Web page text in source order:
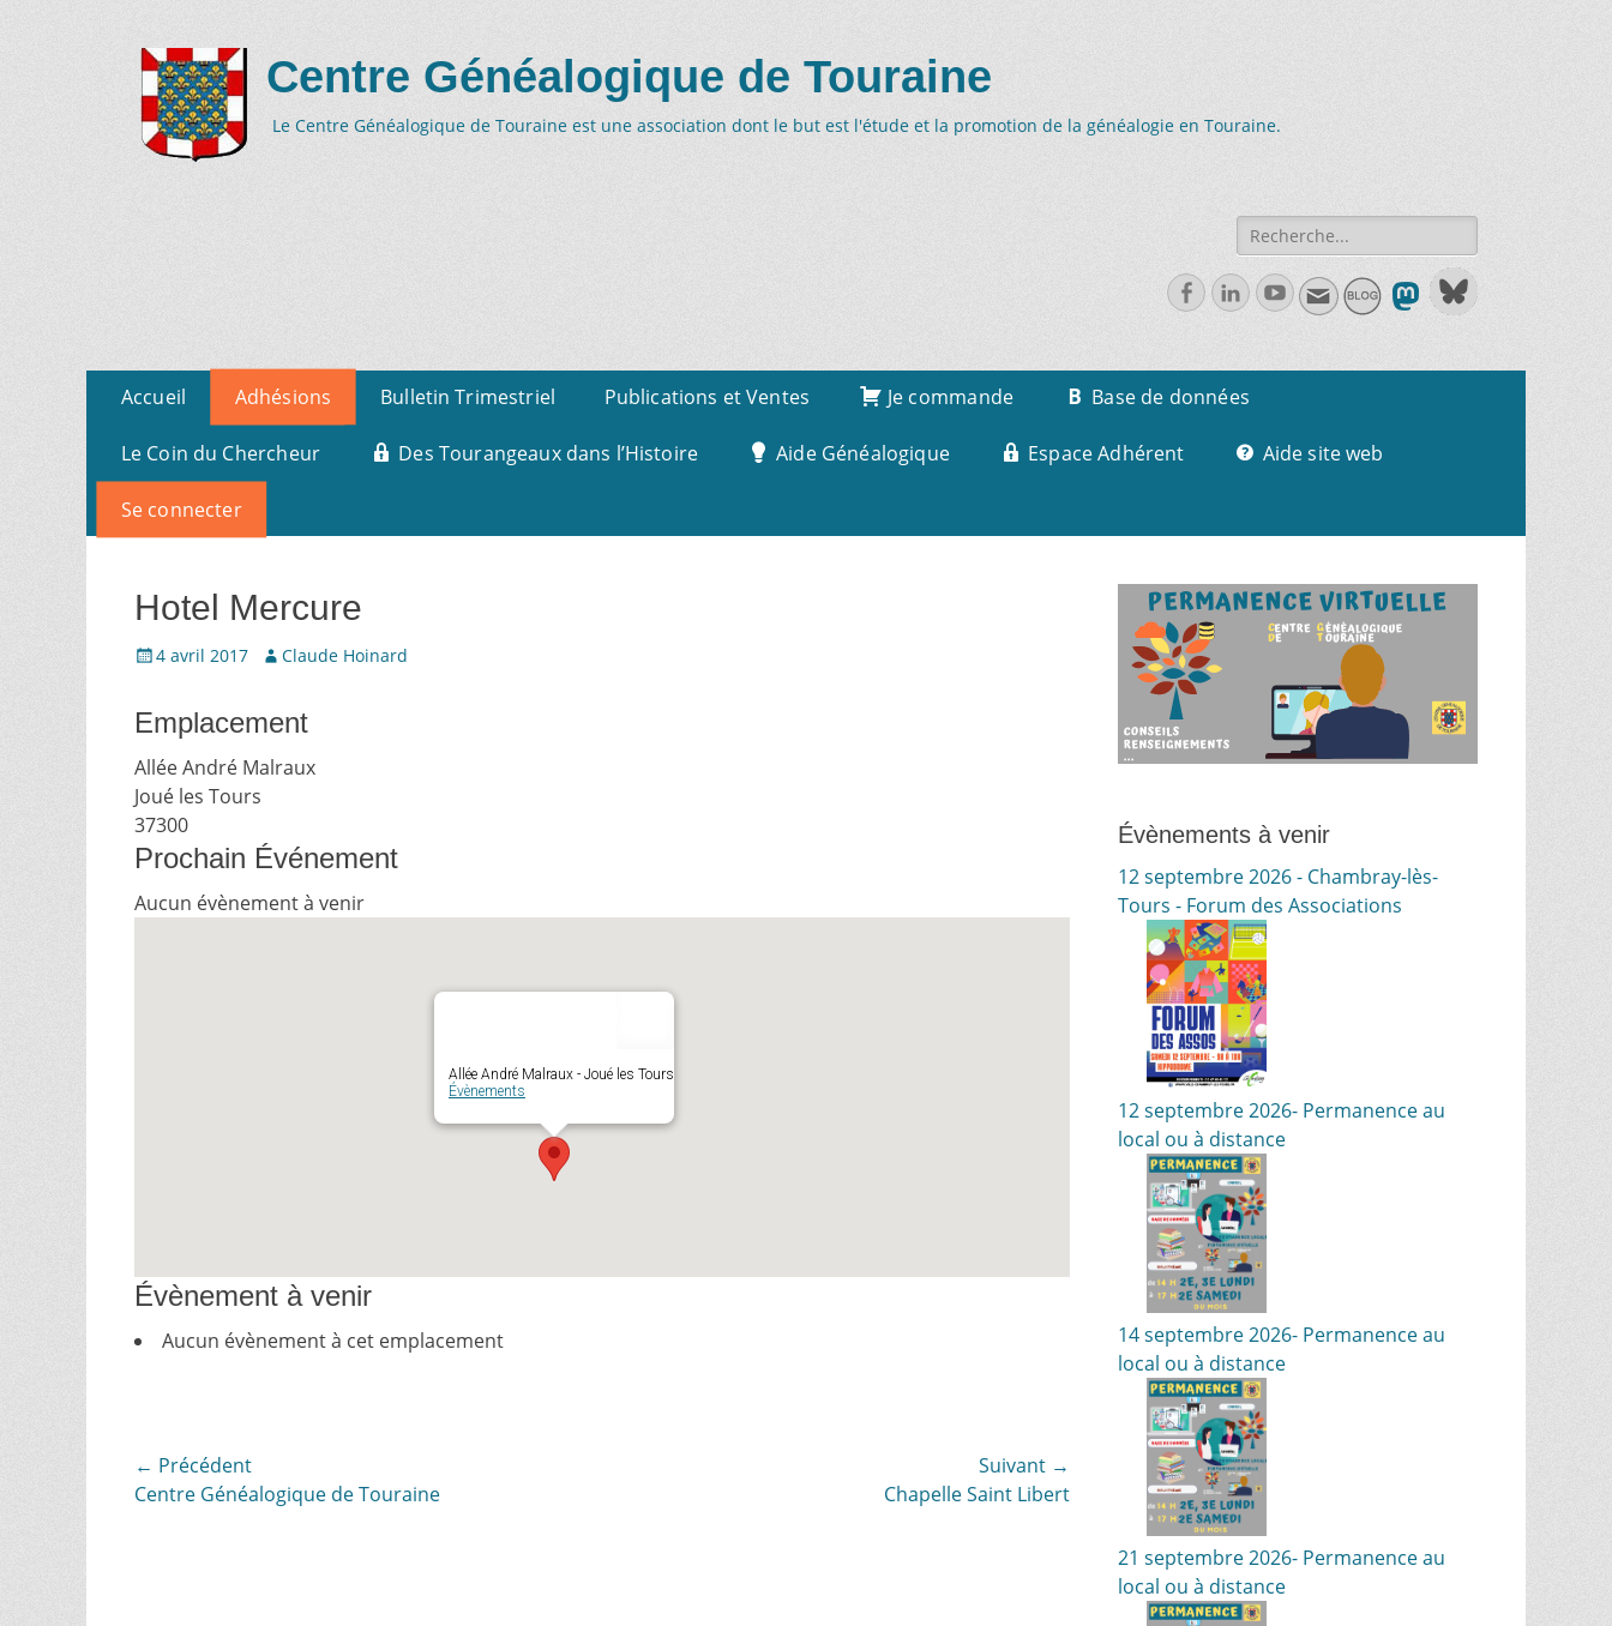
Centre Généalogique de Touraine
Le Centre Généalogique de Touraine est une association dont le but est l'étude et la promotion de la généalogie en Touraine.
Recherche
de:
FacebookLinkedlnYoutube
Menu
primaire
contenu
Accueil Adhésions Bulletin Trimestriel Publications et Ventes Je commande Base de données
Le Coin du Chercheur Des Tourangeaux dans l’Histoire Aide Généalogique Espace Adhérent Aide site web
Se connecter
Hotel Mercure
Écrit4 avril 2017 Auteur
Claude Hoinard
Emplacement
Allée André Malraux
Joué les Tours
37300
Prochain Événement
Aucun évènement à venir
Allée André Malraux - Joué les Tours
Évènements
Évènement à venir
Aucun évènement à cet emplacement
Navigation
de
← Précédent
Article
Centre Généalogique de Touraine
Suivant →
Chapelle Saint Libert
Évènements à venir
12 septembre 2026 - Chambray-lès-
Tours - Forum des Associations
12 septembre 2026- Permanence au
local ou à distance
14 septembre 2026- Permanence au
local ou à distance
21 septembre 2026- Permanence au
local ou à distance